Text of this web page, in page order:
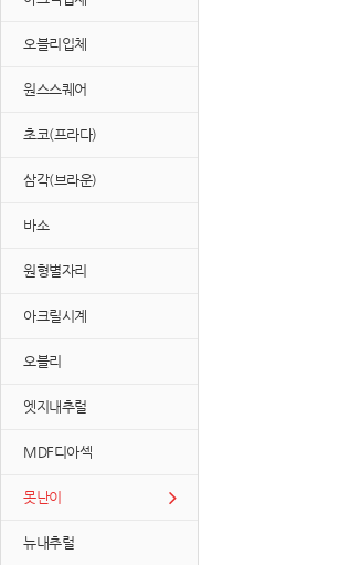
오블리입체
원스스퀘어
초코(프라다)
삼각(브라운)
바소
원형별자리
아크릴시계
오블리
엣지내추럴
MDF디아섹
못난이
뉴내추럴